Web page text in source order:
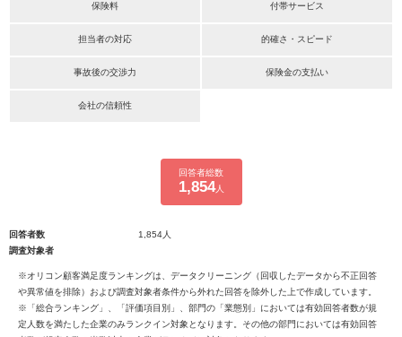
保険料 付帯サービス
担当者の対応 的確さ・スピード
事故後の交渉力 保険金の支払い
会社の信頼性
回答者総数
1,854人
回答者数
1,854人
調査対象者
※オリコン顧客満足度ランキングは、データクリーニング（回収したデータから不正回答
や異常値を排除）および調査対象者条件から外れた回答を除外した上で作成しています。
※「総合ランキング」、「評価項目別」、部門の「業態別」においては有効回答者数が規
定人数を満たした企業のみランクイン対象となります。その他の部門においては有効回答